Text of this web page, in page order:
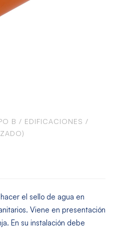
B / EDIFICACIONES /
el sello de agua en
Viene en presentación
En su instalación debe